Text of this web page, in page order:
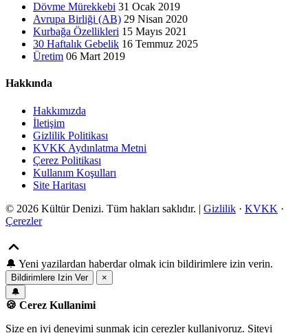
Dövme Mürekkebi 31 Ocak 2019
Avrupa Birliği (AB) 29 Nisan 2020
Kurbağa Özellikleri 15 Mayıs 2021
30 Haftalık Gebelik 16 Temmuz 2025
Üretim 06 Mart 2019
Hakkında
Hakkımızda
İletişim
Gizlilik Politikası
KVKK Aydınlatma Metni
Çerez Politikası
Kullanım Koşulları
Site Haritası
© 2026 Kültür Denizi. Tüm hakları saklıdır. | Gizlilik · KVKK ·
Çerezler
🔔 Yeni yazilardan haberdar olmak icin bildirimlere izin verin.
Bildirimlere Izin Ver
×
🔔
🍪 Cerez Kullanimi
Size en iyi deneyimi sunmak icin cerezler kullaniyoruz. Siteyi